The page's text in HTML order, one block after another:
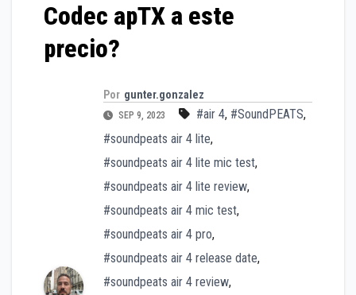
Codec apTX a este
precio?
Por gunter.gonzalez
SEP 9, 2023 #air 4, #SoundPEATS,
#soundpeats air 4 lite,
#soundpeats air 4 lite mic test,
#soundpeats air 4 lite review,
#soundpeats air 4 mic test,
#soundpeats air 4 pro,
#soundpeats air 4 release date,
#soundpeats air 4 review,